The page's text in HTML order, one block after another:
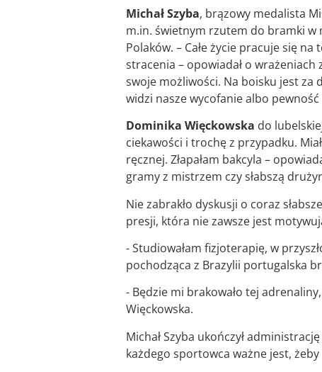
Michał Szyba, brązowy medalista
m.in. świetnym rzutem do bramki w
Polaków. – Całe życie pracuje się
stracenia – opowiadał o wrażeniach
swoje możliwości. Na boisku jest za
widzi nasze wycofanie albo
Dominika Więckowska do
ciekawości i trochę z przypadku.
ręcznej. Złapałam bakcyla –
gramy z mistrzem czy słabszą
Nie zabrakło dyskusji o coraz
presji, która nie zawsze jest
- Studiowałam fizjoterapię, w
pochodząca z Brazylii portugalska
- Będzie mi brakowało tej
Więckowska.
Michał Szyba ukończył
każdego sportowca ważne jest,